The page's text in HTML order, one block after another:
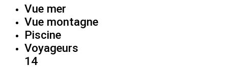
Vue mer
Vue montagne
Piscine
Voyageurs
14